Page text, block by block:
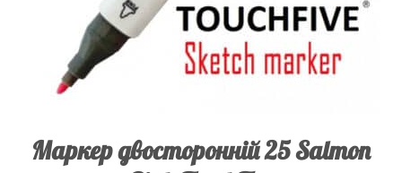
Маркер двосторонній 25 Salmon